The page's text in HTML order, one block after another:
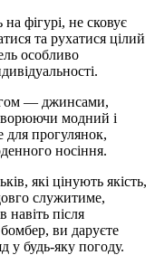
фігурі, не сковує
та рухатися цілий
особливо
— джинсами,
модний і
для прогулянок,
носіння.
які цінують якість,
служитиме,
навіть після
ви даруєте
у будь-яку погоду.